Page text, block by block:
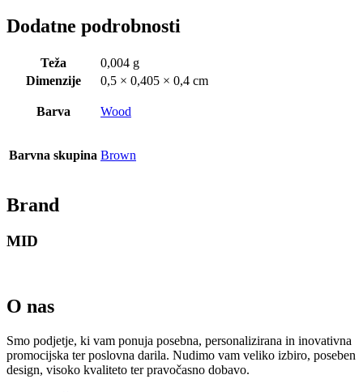
Dodatne podrobnosti
Teža
0,004 g
Dimenzije
0,5 × 0,405 × 0,4 cm
Barva Wood
Barvna skupina Brown
Brand
MID
O nas
Smo podjetje, ki vam ponuja posebna, personalizirana in inovativna
promocijska ter poslovna darila. Nudimo vam veliko izbiro, poseben
design, visoko kvaliteto ter pravočasno dobavo.